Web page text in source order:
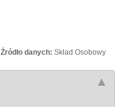
Źródło danych: Skład Osobowy